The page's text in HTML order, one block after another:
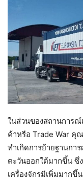
ในส่วนของสถานการณ์
ค้าหรือ Trade War คุ
ทำเกิดการย้ายฐานกา
ตะวันออกใต้มากขึ้น ซึ่
เครื่องจักรมีเพิ่มมาก